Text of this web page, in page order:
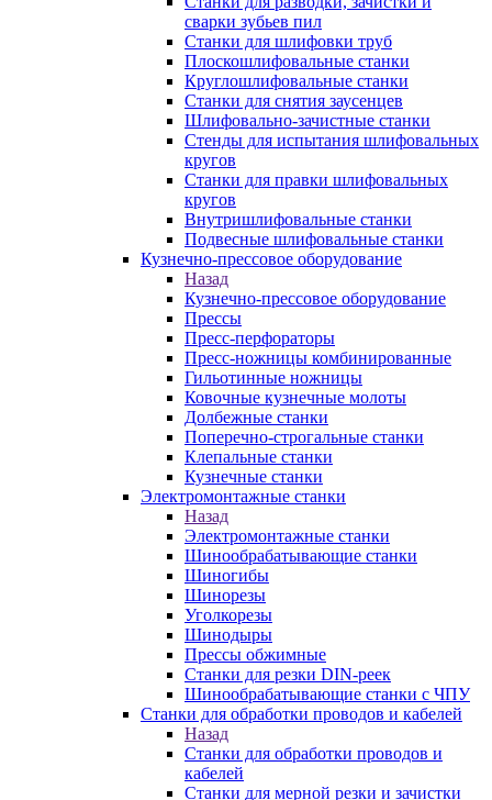
сварки зубьев пил
Станки для шлифовки труб
Плоскошлифовальные станки
Круглошлифовальные станки
Станки для снятия заусенцев
Шлифовально-зачистные станки
Стенды для испытания шлифовальных
кругов
Станки для правки шлифовальных
кругов
Внутришлифовальные станки
Подвесные шлифовальные станки
Кузнечно-прессовое оборудование
Назад
Кузнечно-прессовое оборудование
Прессы
Пресс-перфораторы
Пресс-ножницы комбинированные
Гильотинные ножницы
Ковочные кузнечные молоты
Долбежные станки
Поперечно-строгальные станки
Клепальные станки
Кузнечные станки
Электромонтажные станки
Назад
Электромонтажные станки
Шинообрабатывающие станки
Шиногибы
Шинорезы
Уголкорезы
Шинодыры
Прессы обжимные
Станки для резки DIN-реек
Шинообрабатывающие станки с ЧПУ
Станки для обработки проводов и кабелей
Назад
Станки для обработки проводов и
кабелей
Станки для мерной резки и зачистки